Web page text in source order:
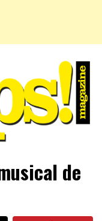
todo a tu alcance
de